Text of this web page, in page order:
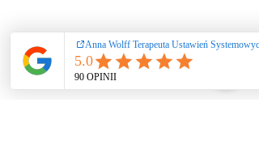
/ coaching / praca
rozwojowa nie
stanowią świadczeń